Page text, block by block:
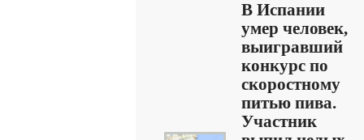
В Испании
умер человек,
выигравший
конкурс по
скоростному
питью пива.
Участник